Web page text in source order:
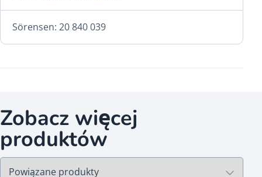
Sörensen: 20 840 039
Zobacz więcej
produktów